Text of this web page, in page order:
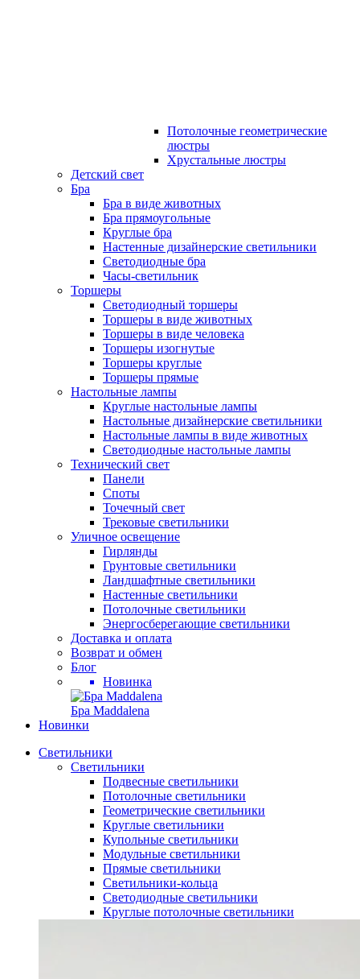
Потолочные геометрические
люстры
Хрустальные люстры
Детский свет
Бра
Бра в виде животных
Бра прямоугольные
Круглые бра
Настенные дизайнерские светильники
Светодиодные бра
Часы-светильник
Торшеры
Светодиодный торшеры
Торшеры в виде животных
Торшеры в виде человека
Торшеры изогнутые
Торшеры круглые
Торшеры прямые
Настольные лампы
Круглые настольные лампы
Настольные дизайнерские светильники
Настольные лампы в виде животных
Светодиодные настольные лампы
Технический свет
Панели
Споты
Точечный свет
Трековые светильники
Уличное освещение
Гирлянды
Грунтовые светильники
Ландшафтные светильники
Настенные светильники
Потолочные светильники
Энергосберегающие светильники
Доставка и оплата
Возврат и обмен
Блог
Новинка
Бра Maddalena
Новинки
Светильники
Светильники
Подвесные светильники
Потолочные светильники
Геометрические светильники
Круглые светильники
Купольные светильники
Модульные светильники
Прямые светильники
Светильники-кольца
Светодиодные светильники
Круглые потолочные светильники